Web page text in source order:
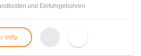
und Einfuhrgebühren
Info